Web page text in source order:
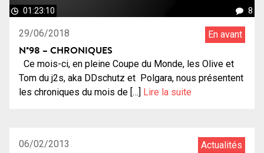
01:23:10 8
29/06/2018 En avant
N°98 – CHRONIQUES
Ce mois-ci, en pleine Coupe du Monde, les Olive et
Tom du j2s, aka DDschutz et Polgara, nous présentent
les chroniques du mois de […] Lire la suite
06/02/2013 Actualités